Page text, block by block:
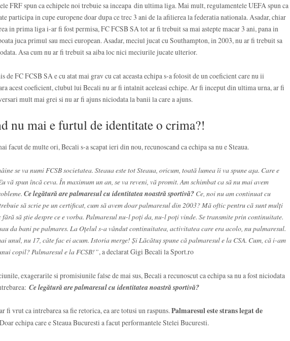
FRF spun ca echipele noi trebuie sa inceapa din ultima liga. Mai mult, regulamentele UEFA spun ca
participa in cupe europene doar dupa ce trec 3 ani de la afilierea la federatia nationala. Asadar, chiar
in prima liga i-ar fi fost permisa, FC FCSB SA tot ar fi trebuit sa mai astepte macar 3 ani, pana in
juca primul sau meci european. Asadar, meciul jucat cu Southampton, in 2003, nu ar fi trebuit sa
Asa cum nu ar fi trebuit sa aiba loc nici meciurile jucate ulterior.
de FC FCSB SA e cu atat mai grav cu cat aceasta echipa s-a folosit de un coeficient care nu ii
acest coeficient, clubul lui Becali nu ar fi intalnit aceleasi echipe. Ar fi inceput din ultima urna, ar fi
mult mai grei si nu ar fi ajuns niciodata la banii la care a ajuns.
nu mai e furtul de identitate o crima?!
facut de multe ori, Becali s-a scapat ieri din nou, recunoscand ca echipa sa nu e Steaua.
se va numi FCSB societatea. Steaua este tot Steaua, oricum, toată lumea îi va spune aşa. Care e
vă spun încă ceva. În maximum un an, se va reveni, vă promit. Am schimbat ca să nu mai avem
Ce legătură are palmaresul cu identitatea noastră sportivă? Ce, noi nu am continuat cu
să scrie pe un certificat, cum să avem doar palmaresul din 2003? Mă oftic pentru că sunt mulţi
fără să ştie despre ce e vorba. Palmaresul nu-l poţi da, nu-l poţi vinde. Se transmite prin continuitate.
da bani pe palmares. La Oţelul s-a vândut continuitatea, activitatea care era acolo, nu palmaresul.
unul, nu 17, câte fac ei acum. Istoria merge! Şi Lăcătuş spune că palmaresul e la CSA. Cum, că i-am
copil? Palmaresul e la FCSB!”, a declarat Gigi Becali la Sport.ro
exagerarile si promisiunile false de mai sus, Becali a recunoscut ca echipa sa nu a fost niciodata
Ce legătură are palmaresul cu identitatea noastră sportivă?
fi vrut ca intrebarea sa fie retorica, ea are totusi un raspuns.Palmaresul este strans legat de
Doar echipa care e Steaua Bucuresti a facut performantele Stelei Bucuresti.